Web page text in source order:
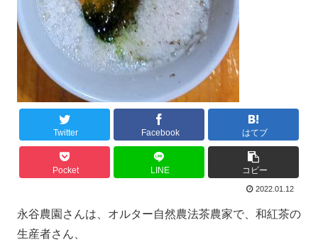
Twitter Facebook はてブ
Pocket LINE コピー
2022.01.12
永谷農園さんは、オルター自然農法茶農家で、和紅茶の
生産者さん、